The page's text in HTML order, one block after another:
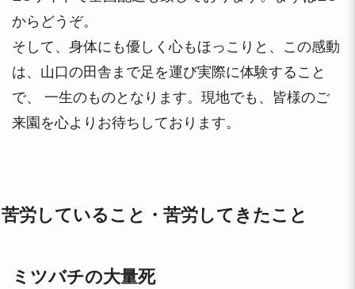
からどうぞ。
そして、身体にも優しく心もほっこりと、この感動
は、山口の田舎まで足を運び実際に体験すること
で、 一生のものとなります。現地でも、皆様のご
来園を心よりお待ちしております。
苦労していること・苦労してきたこと
ミツバチの大量死